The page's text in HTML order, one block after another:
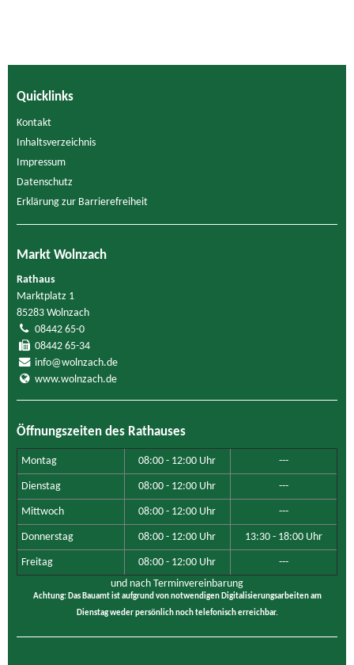
Quicklinks
Kontakt
Inhaltsverzeichnis
Impressum
Datenschutz
Erklärung zur Barrierefreiheit
Markt Wolnzach
Rathaus
Marktplatz 1
85283 Wolnzach
08442 65-0
08442 65-34
info@wolnzach.de
www.wolnzach.de
Öffnungszeiten des Rathauses
Montag 08:00 - 12:00 Uhr ---
Dienstag 08:00 - 12:00 Uhr ---
Mittwoch 08:00 - 12:00 Uhr ---
Donnerstag 08:00 - 12:00 Uhr 13:30 - 18:00 Uhr
Freitag 08:00 - 12:00 Uhr
---
und nach Terminvereinbarung
Achtung: Das Bauamt ist aufgrund von notwendigen Digitalisierungsarbeiten am
Dienstag weder persönlich noch telefonisch erreichbar.